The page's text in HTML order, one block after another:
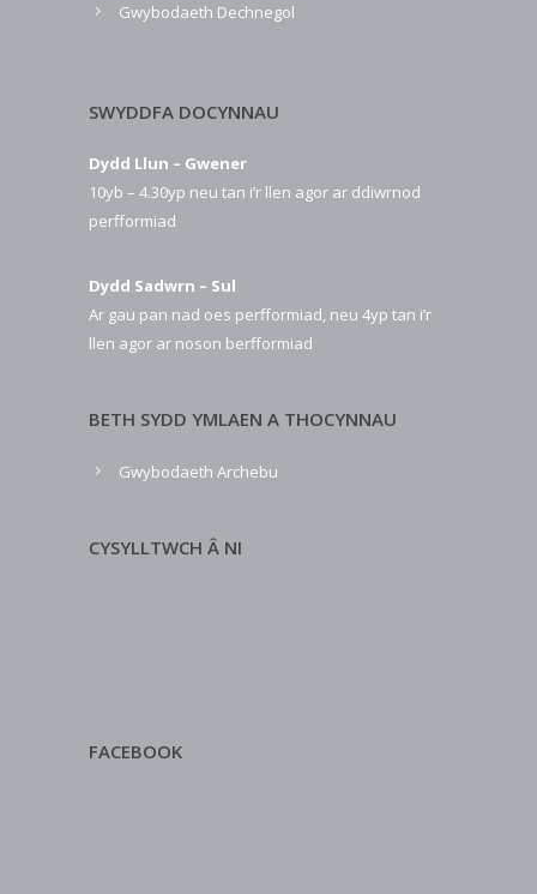
Gwybodaeth Dechnegol
SWYDDFA DOCYNNAU
Dydd Llun – Gwener
10yb – 4.30yp neu tan i’r llen agor ar ddiwrnod
perfformiad
Dydd Sadwrn – Sul
Ar gau pan nad oes perfformiad, neu 4yp tan i’r
llen agor ar noson berfformiad
BETH SYDD YMLAEN A THOCYNNAU
Gwybodaeth Archebu
CYSYLLTWCH Â NI
FACEBOOK